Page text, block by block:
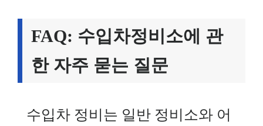
FAQ: 수입차정비소에 관
한 자주 묻는 질문
수입차 정비는 일반 정비소와 어